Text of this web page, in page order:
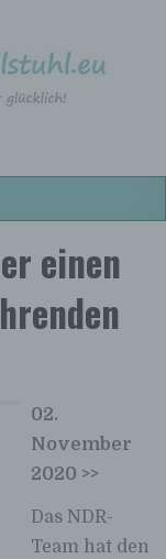
einen
02.
November
2020 >>
Das NDR-
Team hat den